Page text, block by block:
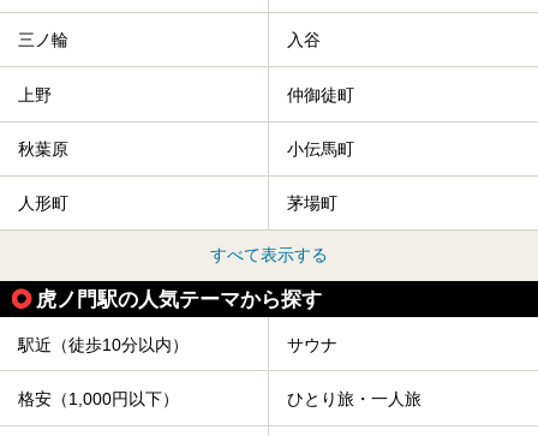
三ノ輪 入谷
上野 仲御徒町
秋葉原 小伝馬町
人形町 茅場町
すべて表示する
虎ノ門駅の人気テーマから探す
駅近（徒歩10分以内） サウナ
格安（1,000円以下） ひとり旅・一人旅